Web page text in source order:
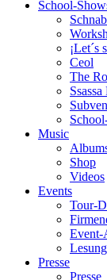
School-
¡Let´s
Ceol
The
Music
Shop
Videos
Events
Tour-
Presse
Presse